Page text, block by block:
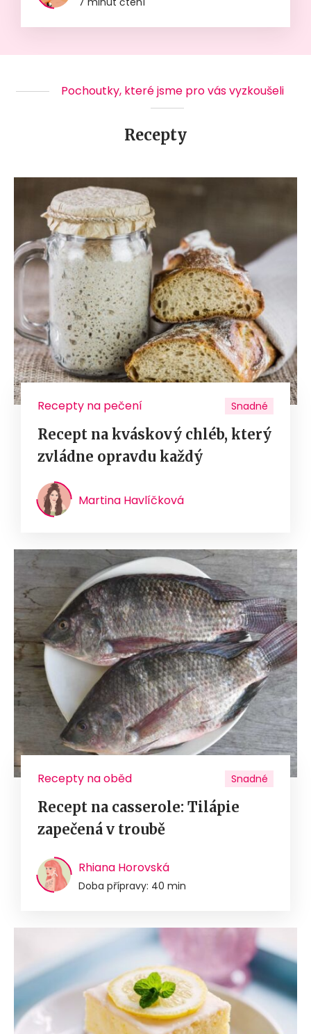
Pochoutky, které jsme pro vás vyzkoušeli
Recepty
Recepty na pečení Snadné
Recept na kváskový chléb, který
zvládne opravdu každý
Martina Havlíčková
Recepty na oběd Snadné
Recept na casserole: Tilápie
zapečená v troubě
Rhiana Horovská
Doba přípravy: 40 min